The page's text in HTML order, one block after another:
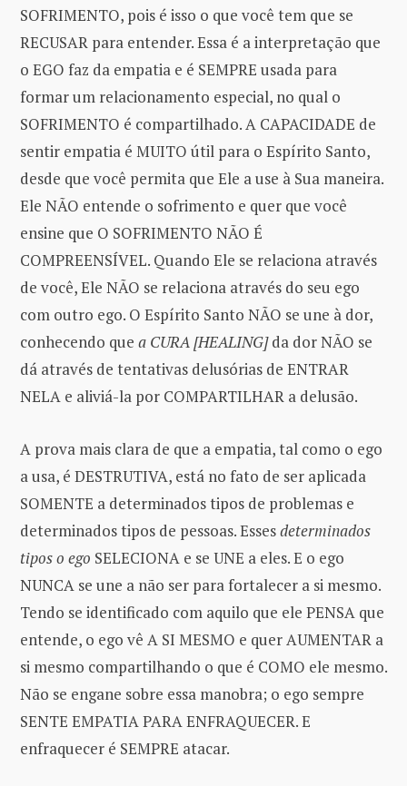
SOFRIMENTO, pois é isso o que você tem que se
RECUSAR para entender. Essa é a interpretação que
o EGO faz da empatia e é SEMPRE usada para
formar um relacionamento especial, no qual o
SOFRIMENTO é compartilhado. A CAPACIDADE de
sentir empatia é MUITO útil para o Espírito Santo,
desde que você permita que Ele a use à Sua maneira.
Ele NÃO entende o sofrimento e quer que você
ensine que O SOFRIMENTO NÃO É
COMPREENSÍVEL. Quando Ele se relaciona através
de você, Ele NÃO se relaciona através do seu ego
com outro ego. O Espírito Santo NÃO se une à dor,
conhecendo que a CURA [HEALING]da dor NÃO se
dá através de tentativas delusórias de ENTRAR
NELA e aliviá-la por COMPARTILHAR a delusão.
A prova mais clara de que a empatia, tal como o ego
a usa, é DESTRUTIVA, está no fato de ser aplicada
SOMENTE a determinados tipos de problemas e
determinados tipos de pessoas. Essesdeterminados
tipos o ego SELECIONA e se UNE a eles. E o ego
NUNCA se une a não ser para fortalecer a si mesmo.
Tendo se identificado com aquilo que ele PENSA que
entende, o ego vê A SI MESMO e quer AUMENTAR a
si mesmo compartilhando o que é COMO ele mesmo.
Não se engane sobre essa manobra; o ego sempre
SENTE EMPATIA PARA ENFRAQUECER. E
enfraquecer é SEMPRE atacar.